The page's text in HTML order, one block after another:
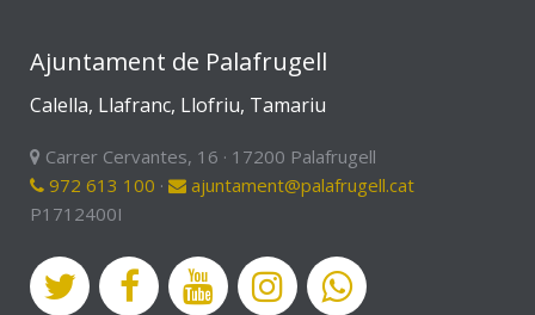
Ajuntament de Palafrugell
Calella, Llafranc, Llofriu, Tamariu
Carrer Cervantes, 16 · 17200 Palafrugell
972 613 100 ·
ajuntament@palafrugell.cat
P1712400I